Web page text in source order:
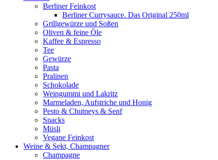
Berliner Feinkost
Berliner Currysauce. Das Original 250ml
Grillgewürze und Soßen
Oliven & feine Öle
Kaffee & Espresso
Tee
Gewürze
Pasta
Pralinen
Schokolade
Weingummi und Lakritz
Marmeladen, Aufstriche und Honig
Pesto & Chutneys & Senf
Snacks
Müsli
Vegane Feinkost
Weine & Sekt, Champagner
Champagne